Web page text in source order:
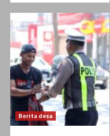
Berita desa